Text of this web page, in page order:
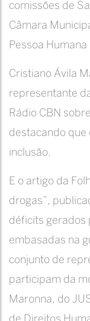
comissões de
Câmara
Pessoa
Cristiano Ávila
representante
Rádio CBN
destacando que
inclusão.
E o artigo da
drogas”,
déficits gerados
embasadas na
conjunto de
participam da
Maronna, do